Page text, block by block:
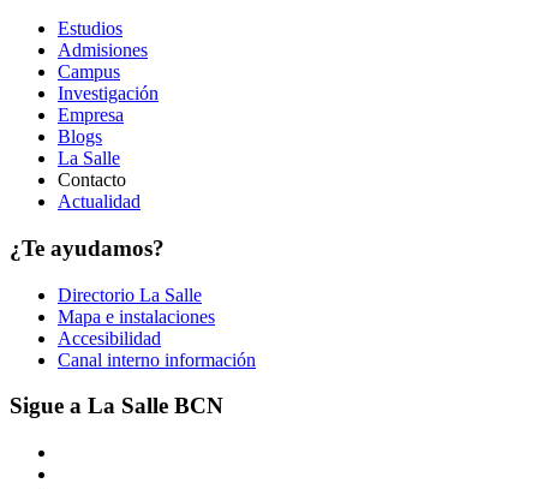
Estudios
Admisiones
Campus
Investigación
Empresa
Blogs
La Salle
Contacto
Actualidad
¿Te ayudamos?
Directorio La Salle
Mapa e instalaciones
Accesibilidad
Canal interno información
Sigue a La Salle BCN